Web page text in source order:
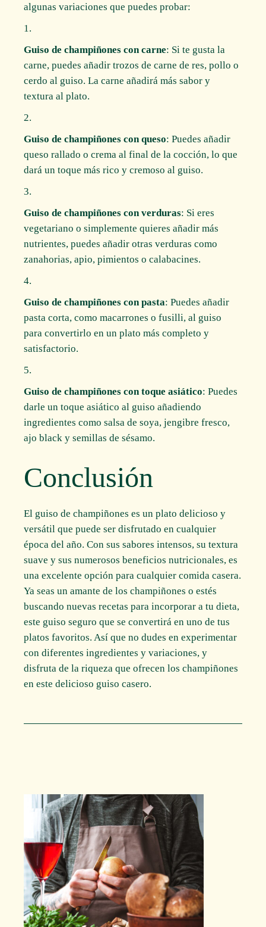
algunas variaciones que puedes probar:
Guiso de champiñones con carne: Si te gusta la
carne, puedes añadir trozos de carne de res, pollo o
cerdo al guiso. La carne añadirá más sabor y
textura al plato.
Guiso de champiñones con queso: Puedes añadir
queso rallado o crema al final de la cocción, lo que
dará un toque más rico y cremoso al guiso.
Guiso de champiñones con verduras: Si eres
vegetariano o simplemente quieres añadir más
nutrientes, puedes añadir otras verduras como
zanahorias, apio, pimientos o calabacines.
Guiso de champiñones con pasta: Puedes añadir
pasta corta, como macarrones o fusilli, al guiso
para convertirlo en un plato más completo y
satisfactorio.
Guiso de champiñones con toque asiático: Puedes
darle un toque asiático al guiso añadiendo
ingredientes como salsa de soya, jengibre fresco,
ajo black y semillas de sésamo.
Conclusión
El guiso de champiñones es un plato delicioso y
versátil que puede ser disfrutado en cualquier
época del año. Con sus sabores intensos, su textura
suave y sus numerosos beneficios nutricionales, es
una excelente opción para cualquier comida casera.
Ya seas un amante de los champiñones o estés
buscando nuevas recetas para incorporar a tu dieta,
este guiso seguro que se convertirá en uno de tus
platos favoritos. Así que no dudes en experimentar
con diferentes ingredientes y variaciones, y
disfruta de la riqueza que ofrecen los champiñones
en este delicioso guiso casero.